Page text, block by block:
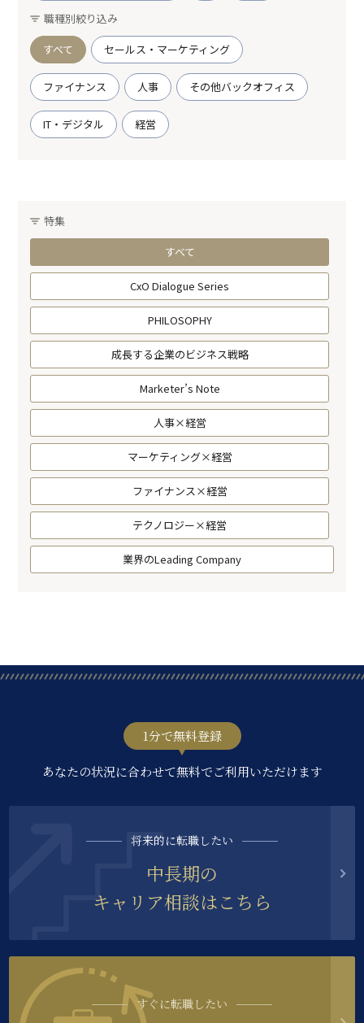
職種別絞り込み
すべて
セールス・マーケティング
ファイナンス 人事 その他バックオフィス
IT・デジタル 経営
特集
すべて
CxO Dialogue Series
PHILOSOPHY
成長する企業のビジネス戦略
Marketer’s Note
人事×経営
マーケティング×経営
ファイナンス×経営
テクノロジー×経営
業界のLeading Company
1分で無料登録
あなたの状況に合わせて無料でご利用いただけます
将来的に転職したい
中長期の
キャリア相談はこちら
すぐに転職したい